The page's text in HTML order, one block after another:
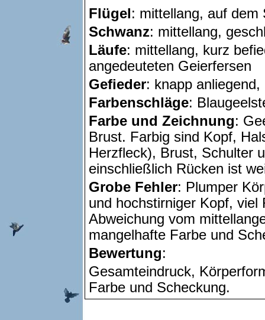
Flügel: mittellang, auf dem
Schwanz: mittellang,
Läufe: mittellang, kurz
angedeuteten Geierfersen
Gefieder: knapp anliegend,
Farbenschläge:
Farbe und Zeichnung:
Brust. Farbig sind Kopf,
Herzfleck), Brust, Schulter
einschließlich Rücken ist
Grobe Fehler: Plumper
und hochstirniger Kopf,
Abweichung vom
mangelhafte Farbe und
Bewertung:
Gesamteindruck,
Farbe und Scheckung.